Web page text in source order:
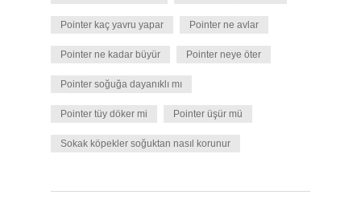
Pointer kaç yavru yapar Pointer ne avlar
Pointer ne kadar büyür Pointer neye öter
Pointer soğuğa dayanıklı mı
Pointer tüy döker mi Pointer üşür mü
Sokak köpekler soğuktan nasıl korunur